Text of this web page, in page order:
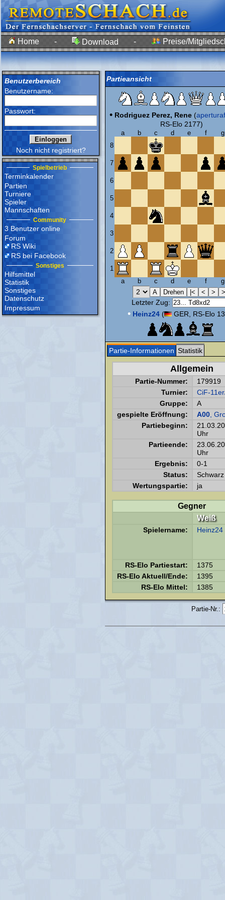
Home - Download - Preise/
Benutzerbereich
Benutzername:
Passwort:
Noch nicht registriert?
Spielbetrieb
Terminkalender
Partien
Turniere
Spieler
Mannschaften
Community
3 Benutzer online
Forum
RS Wiki
RS bei Facebook
Sonstiges
Hilfsmittel
Statistik
Sonstiges
Datenschutz
Impressum
Partieansicht
• Rodriguez Perez, Rene(aperturaf
RS-Elo 2177)
a b c d e f
g
8
7
6
5
4
3
2
1
a
b c d e f g
Letzter Zug:
• Heinz24( GER, RS-Elo
Partie-Informationen Statistik
Allgemein
Partie-Nummer:
179919
Turnier:
CiF-
Gruppe:
A
gespielte Eröffnung:
A00 ,
Partiebeginn:
Uhr
Partieende:
Uhr
Ergebnis:
0-1
Status:
Wertungspartie:
ja
Gegner
Weiß
Spielername: Heinz24
RS-Elo Partiestart:
1375
RS-Elo Aktuell/Ende:
1395
RS-Elo Mittel:
1385
Partie-Nr.: